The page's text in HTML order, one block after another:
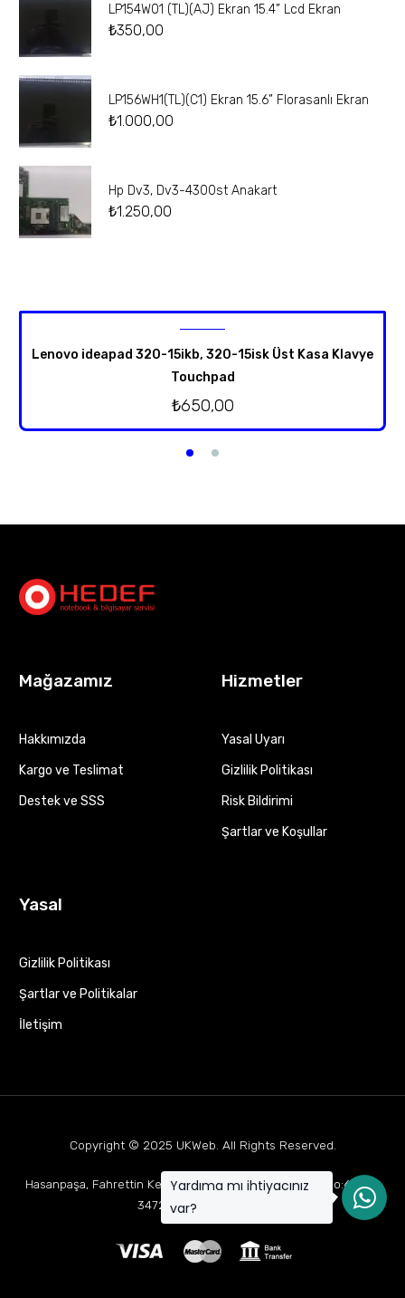
LP154W01 (TL)(AJ) Ekran 15.4” Lcd Ekran
₺350,00
LP156WH1(TL)(C1) Ekran 15.6” Florasanlı Ekran
₺1.000,00
Hp Dv3, Dv3-4300st Anakart
₺1.250,00
Lenovo ideapad 320-15ikb, 320-15isk Üst Kasa Klavye
Touchpad
₺650,00
Mağazamız
Hakkımızda
Kargo ve Teslimat
Destek ve SSS
Hizmetler
Yasal Uyarı
Gizlilik Politikası
Risk Bildirimi
Şartlar ve Koşullar
Yasal
Gizlilik Politikası
Şartlar ve Politikalar
İletişim
Copyright © 2025 UKWeb. All Rights Reserved.
Hasanpaşa, Fahrettin Kerim Gökay Cd Mukaddes Apt No:63 D:1,
34722 Kadıköy/İstanbul
Yardıma mı ihtiyacınız
var?